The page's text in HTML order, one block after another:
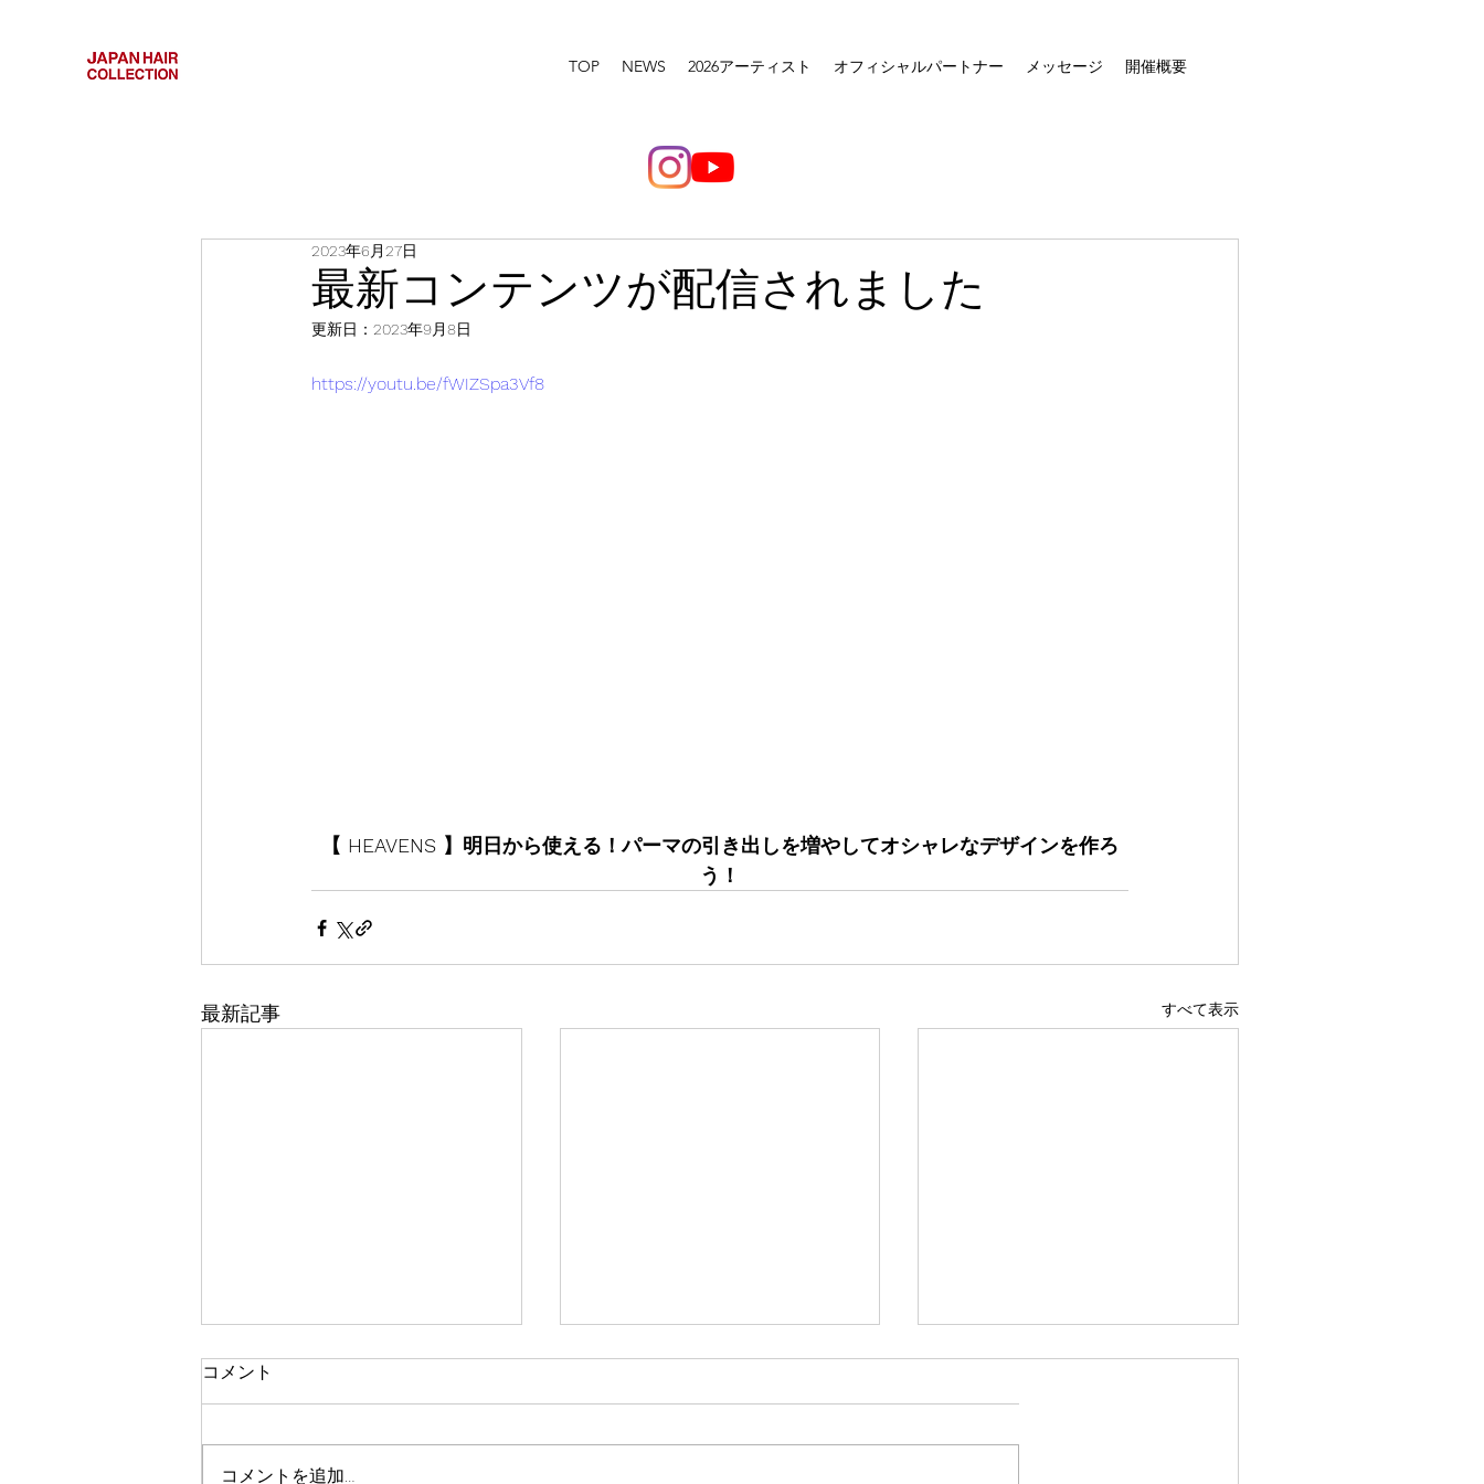
TOP NEWS 2026アーティスト オフィシャルパートナー メッセージ 開催概要
最新コンテンツが配信されました
2023年6月27日
更新日： 2023年9月8日
https://youtu.be/fWIZSpa3Vf8
【 HEAVENS 】明日から使える！パーマの引き出しを増やしてオシャレなデザインを作ろ
う！
最新記事 すべて表示
コメント
コメントを追加…